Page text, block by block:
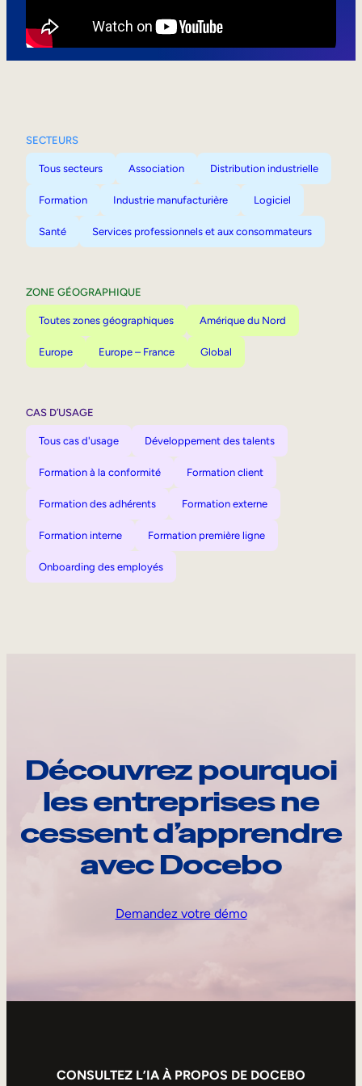
SECTEURS
Tous secteurs Association Distribution industrielle
Formation Industrie manufacturière Logiciel
Santé Services professionnels et aux consommateurs
ZONE GÉOGRAPHIQUE
Toutes zones géographiques Amérique du Nord
Europe Europe – France Global
CAS D’USAGE
Tous cas d'usage Développement des talents
Formation à la conformité Formation client
Formation des adhérents Formation externe
Formation interne Formation première ligne
Onboarding des employés
Découvrez pourquoi
les entreprises ne
cessent d’apprendre
avec Docebo
Demandez votre démo
CONSULTEZ L’IA À PROPOS DE DOCEBO